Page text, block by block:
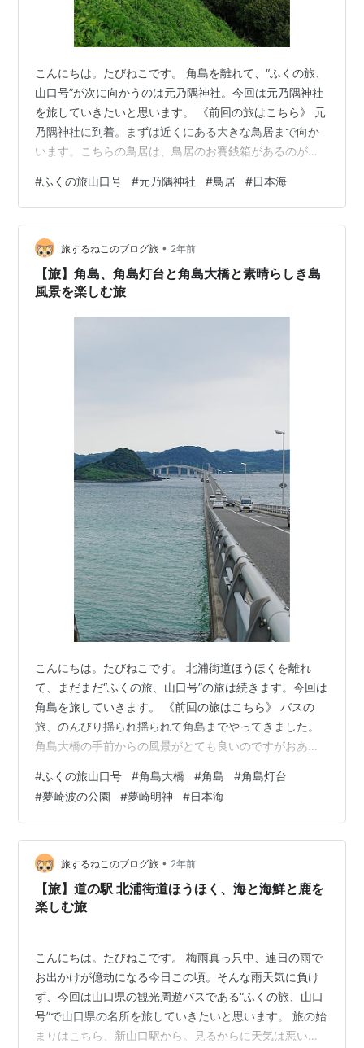
こんにちは。たびねこです。 角島を離れて、“ふくの旅、
山口号”が次に向かうのは元乃隅神社。今回は元乃隅神社
を旅していきたいと思います。 《前回の旅はこちら》 元
乃隅神社に到着。まずは近くにある大きな鳥居まで向か
います。こちらの鳥居は、鳥居のお賽銭箱があるのが特
って投げ入れています。と言っても、鳥居はなかなかの
大きさですからね、なかなかお金が入らないものです
ね。おかげさまで、上からお金が落ちてくるため、怖く
て鳥居をくぐることはできません(笑)。 稲荷神社ではあ
りませんがお稲荷さん。稲荷神社を名乗らない経緯は元
乃隅神社に来るまでにガイドさんに教えて…
#ふくの旅山口号 #元乃隅神社 #鳥居 #日本海
旅するねこのブログ旅 • 2年前
【旅】角島、角島灯台と角島大橋と素晴らしき島
風景を楽しむ旅
こんにちは。たびねこです。 北浦街道ほうほくを離れ
て、まだまだ“ふくの旅、山口号”の旅は続きます。今回は
角島を旅していきます。 《前回の旅はこちら》 バスの
旅、のんびり揺られ揺られて角島までやってきました。
角島大橋の手前からの風景がとても良いのですがおあず
に見える風景だけでも、その良さが分かるぐらいの良き
風景。楽しいひとときになりそうです。 そして、バスは
角島灯台の近くに到着。バス内ではガイドさんによる角
島事情を聞くことができました。とても良い勉強になり
ます。 角島灯台に向かう前に、少し海風景でも。行って
みたいと思って、すぐに来てみたわけですが…
#ふくの旅山口号 #角島大橋 #角島 #角島灯台
#夢崎波の公園 #夢崎明神 #日本海
旅するねこのブログ旅 • 2年前
【旅】道の駅 北浦街道ほうほく、海と海鮮と鹿を
楽しむ旅
こんにちは。たびねこです。 梅雨真っ只中、連日の雨で
お出かけが億劫になる今日この頃。そんな雨天気に負け
ず、今回は山口県の観光周遊バスである“ふくの旅、山口
号”で山口県の名所を旅していきたいと思います。 旅の始
まりはこちら、新山口駅から。見るからに天気は悪い状